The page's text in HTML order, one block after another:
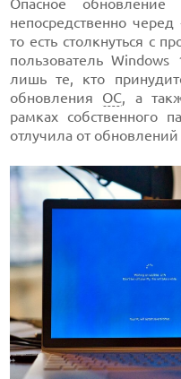
Опасное обновление
непосредственно
то есть столкнуться с
пользователь
лишь те, кто
обновления ОС, а
рамках собственного
отлучила от